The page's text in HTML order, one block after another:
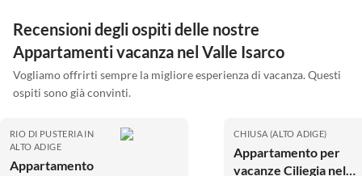
Recensioni degli ospiti delle nostre
Appartamenti vacanza nel Valle Isarco
Vogliamo offrirti sempre la migliore esperienza di vacanza. Questi
ospiti sono già convinti.
RIO DI PUSTERIA IN
ALTO ADIGE
Appartamento
CHIUSA (ALTO ADIGE)
Appartamento per
vacanze Ciliegia nella